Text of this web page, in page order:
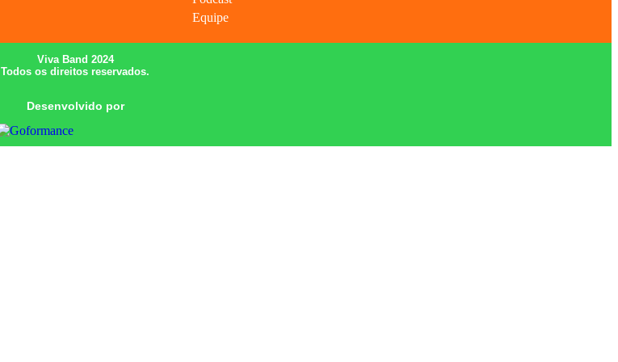
Equipe
Viva Band 2024
Todos os direitos reservados.
Desenvolvido por